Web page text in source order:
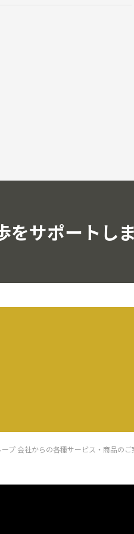
をサポートし
会社からの各種サービス・商品の